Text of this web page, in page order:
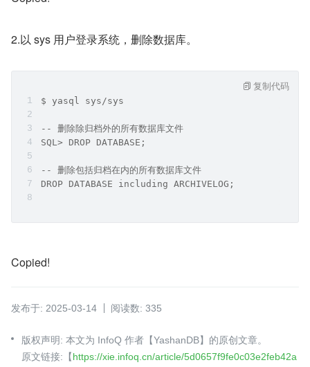
2.以 sys 用户登录系统，删除数据库。
$ yasql sys/sys
-- 删除除归档外的所有数据库文件
SQL> DROP DATABASE;
-- 删除包括归档在内的所有数据库文件
DROP DATABASE including ARCHIVELOG;
复制代码
Copied!
发布于: 2025-03-14 阅读数: 335
版权声明: 本文为 InfoQ 作者【YashanDB】的原创文章。
原文链接:【https://xie.infoq.cn/article/5d0657f9fe0c03e2feb42a